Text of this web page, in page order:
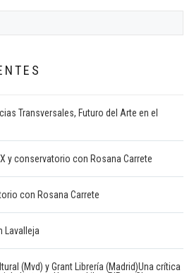
Transversales, Futuro del Arte en el
y conservatorio con Rosana Carrete
con Rosana Carrete
Lavalleja
(Mvd) y Grant Librería (Madrid)Una crítica